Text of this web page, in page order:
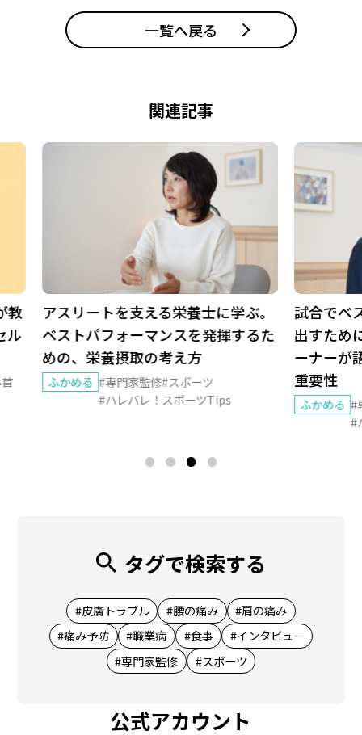
一覧へ戻る
関連記事
アスリートを支える栄養士に学ぶ。
ベストパフォーマンスを発揮するた
めの、栄養摂取の考え方
ふかめる #専門家監修#スポーツ
#ハレバレ！スポーツTips
試合でベス
出すために
ーナーが語
重要性
ふかめる #専門
#ハ
タグで検索する
#皮膚トラブル #腰の痛み
#肩の痛み
#痛み予防
#職業病 #食事
#インタビュー
#専門家監修
#スポーツ
公式アカウント